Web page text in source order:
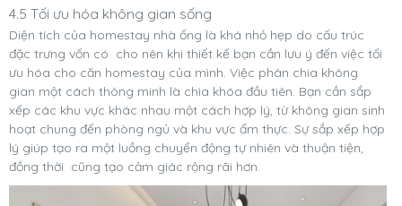
4.5 Tối ưu hóa không gian sống
Diện tích của homestay nhà ống là khá nhỏ hẹp do cấu trúc
đặc trưng vốn có cho nên khi thiết kế bạn cần lưu ý đến việc tối
ưu hóa cho căn homestay của mình. Việc phân chia không
gian một cách thông minh là chìa khóa đầu tiên. Bạn cần sắp
xếp các khu vực khác nhau một cách hợp lý, từ không gian sinh
hoạt chung đến phòng ngủ và khu vực ẩm thực. Sự sắp xếp hợp
lý giúp tạo ra một luồng chuyển động tự nhiên và thuận tiện,
đồng thời cũng tạo cảm giác rộng rãi hơn.